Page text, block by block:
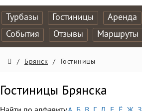
Турбазы Гостиницы Аренда
События
Отзывы Маршруты
/ Брянск / Гостиницы
Гостиницы Брянска